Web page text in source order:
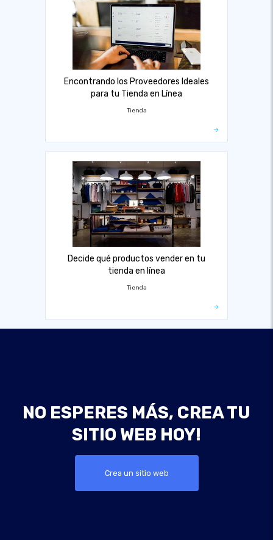
Encontrando los Proveedores Ideales
para tu Tienda en Línea
Tienda
Decide qué productos vender en tu
tienda en línea
Tienda
NO ESPERES MÁS, CREA TU
SITIO WEB HOY!
Crea un sitio web